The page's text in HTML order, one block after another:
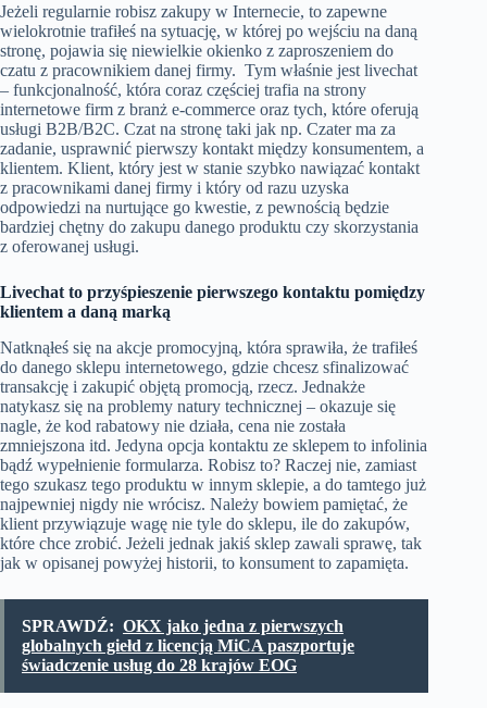
Jeżeli regularnie robisz zakupy w Internecie, to zapewne
wielokrotnie trafiłeś na sytuację, w której po wejściu na daną
stronę, pojawia się niewielkie okienko z zaproszeniem do
czatu z pracownikiem danej firmy. Tym właśnie jest livechat
– funkcjonalność, która coraz częściej trafia na strony
internetowe firm z branż e-commerce oraz tych, które oferują
usługi B2B/B2C. Czat na stronę taki jak np. Czater ma za
zadanie, usprawnić pierwszy kontakt między konsumentem, a
klientem. Klient, który jest w stanie szybko nawiązać kontakt
z pracownikami danej firmy i który od razu uzyska
odpowiedzi na nurtujące go kwestie, z pewnością będzie
bardziej chętny do zakupu danego produktu czy skorzystania
z oferowanej usługi.
Livechat to przyśpieszenie pierwszego kontaktu pomiędzy
klientem a daną marką
Natknąłeś się na akcje promocyjną, która sprawiła, że trafiłeś
do danego sklepu internetowego, gdzie chcesz sfinalizować
transakcję i zakupić objętą promocją, rzecz. Jednakże
natykasz się na problemy natury technicznej – okazuje się
nagle, że kod rabatowy nie działa, cena nie została
zmniejszona itd. Jedyna opcja kontaktu ze sklepem to infolinia
bądź wypełnienie formularza. Robisz to? Raczej nie, zamiast
tego szukasz tego produktu w innym sklepie, a do tamtego już
najpewniej nigdy nie wrócisz. Należy bowiem pamiętać, że
klient przywiązuje wagę nie tyle do sklepu, ile do zakupów,
które chce zrobić. Jeżeli jednak jakiś sklep zawali sprawę, tak
jak w opisanej powyżej historii, to konsument to zapamięta.
SPRAWDŹ: OKX jako jedna z pierwszych
globalnych giełd z licencją MiCA paszportuje
świadczenie usług do 28 krajów EOG